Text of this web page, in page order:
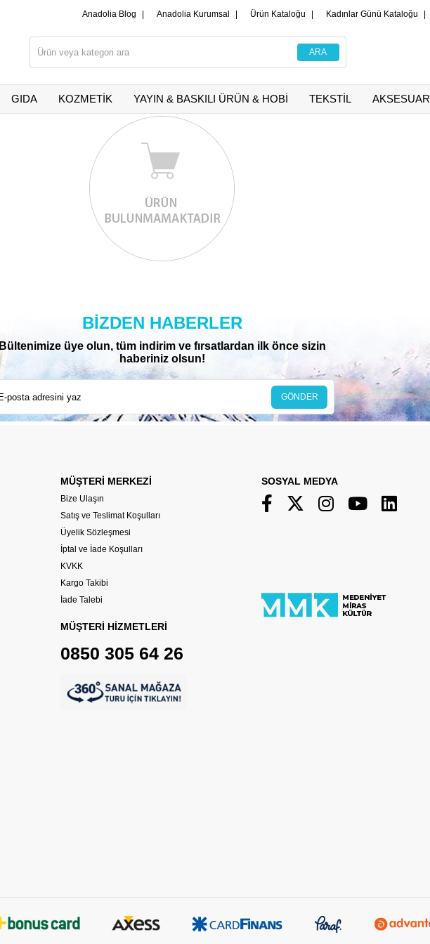
Anadolia Blog Anadolia Kurumsal Ürün Kataloğu Kadınlar Günü Kataloğu
GIDA KOZMETİK YAYIN & BASKILI ÜRÜN & HOBİ TEKSTİL AKSESUAR
BIZDEN HABERLER
Bültenimize üye olun, tüm indirim ve fırsatlardan ilk önce sizin
haberiniz olsun!
GÖNDER
MÜŞTERİ MERKEZİ
Bize Ulaşın
Satış ve Teslimat Koşulları
Üyelik Sözleşmesi
İptal ve İade Koşulları
KVKK
Kargo Takibi
İade Talebi
MÜŞTERİ HİZMETLERİ
0850 305 64 26
SOSYAL MEDYA